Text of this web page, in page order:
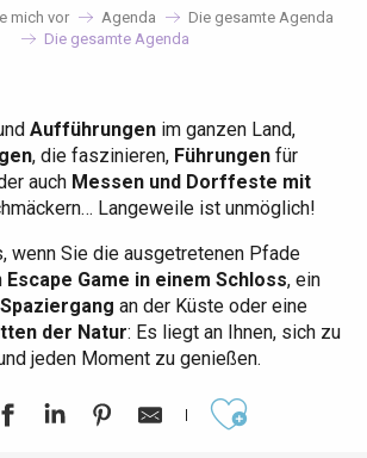
mich vor Agenda
Die gesamte Agenda
Die gesamte Agenda
Aufführungenim ganzen Land,
, die faszinieren, Führungen für
auch Messen und Dorffeste mit
Langeweile ist unmöglich!
wenn Sie die ausgetretenen Pfade
Escape Game in einem Schloss, ein
an der Küste oder eine
der Natur: Es liegt an Ihnen, sich zu
jeden Moment zu genießen.